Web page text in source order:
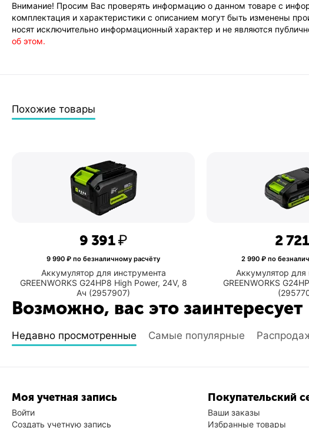
Внимание! Просим Вас проверять информацию о данном товаре с
комплектация и характеристики с описанием могут быть изменены
носят исключительно информационный характер и не являются
об этом.
Похожие товары
Аккумулятор для инструмента
GREENWORKS G24HP8 High Power, 24V, 8
Ач (2957907)
9 391₽
9 990 ₽ по безналичному расчёту
Аккумулятор для
GREENWORKS
2 721
2 990 ₽ по
Возможно, вас это заинтересует
Недавно просмотренные Самые популярные
Моя учетная запись
Войти
Создать учетную запись
Покупательский
Ваши заказы
Избранные товары